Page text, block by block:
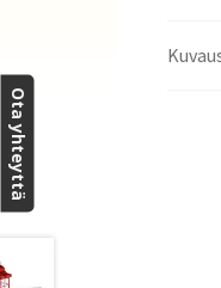
Ota yhteyttä